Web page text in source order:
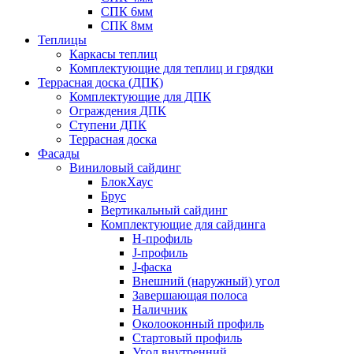
СПК 6мм
СПК 8мм
Теплицы
Каркасы теплиц
Комплектующие для теплиц и грядки
Террасная доска (ДПК)
Комплектующие для ДПК
Ограждения ДПК
Ступени ДПК
Террасная доска
Фасады
Виниловый сайдинг
БлокХаус
Брус
Вертикальный сайдинг
Комплектующие для сайдинга
H-профиль
J-профиль
J-фаска
Внешний (наружный) угол
Завершающая полоса
Наличник
Околооконный профиль
Стартовый профиль